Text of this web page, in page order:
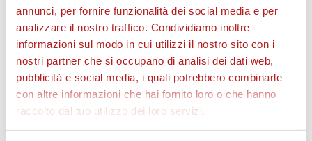
annunci, per fornire funzionalità dei social media e per
analizzare il nostro traffico. Condividiamo inoltre
informazioni sul modo in cui utilizzi il nostro sito con i
nostri partner che si occupano di analisi dei dati web,
pubblicità e social media, i quali potrebbero combinarle
con altre informazioni che hai fornito loro o che hanno
raccolto dal tuo utilizzo dei loro servizi.
BIGLIETTI